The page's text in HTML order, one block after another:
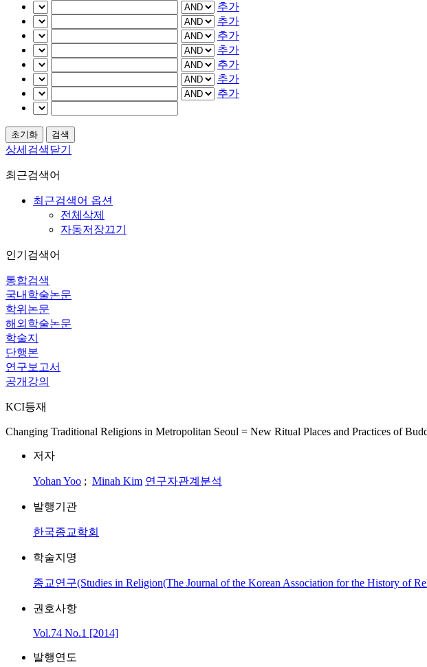
추가
추가
추가
추가
추가
추가
추가
상세검색닫기
최근검색어
최근검색어 옵션
전체삭제
자동저장끄기
인기검색어
통합검색
국내학술논문
학위논문
해외학술논문
학술지
단행본
연구보고서
공개강의
KCI등재
Changing Traditional Religions in Metropolitan Seoul = New Ritual Places and Practices of
저자
Yohan Yoo ; Minah Kim 연구자관계분석
발행기관
한국종교학회
학술지명
종교연구(Studies in Religion(The Journal of the Korean Association for the History of
권호사항
Vol.74 No.1 [2014]
발행연도